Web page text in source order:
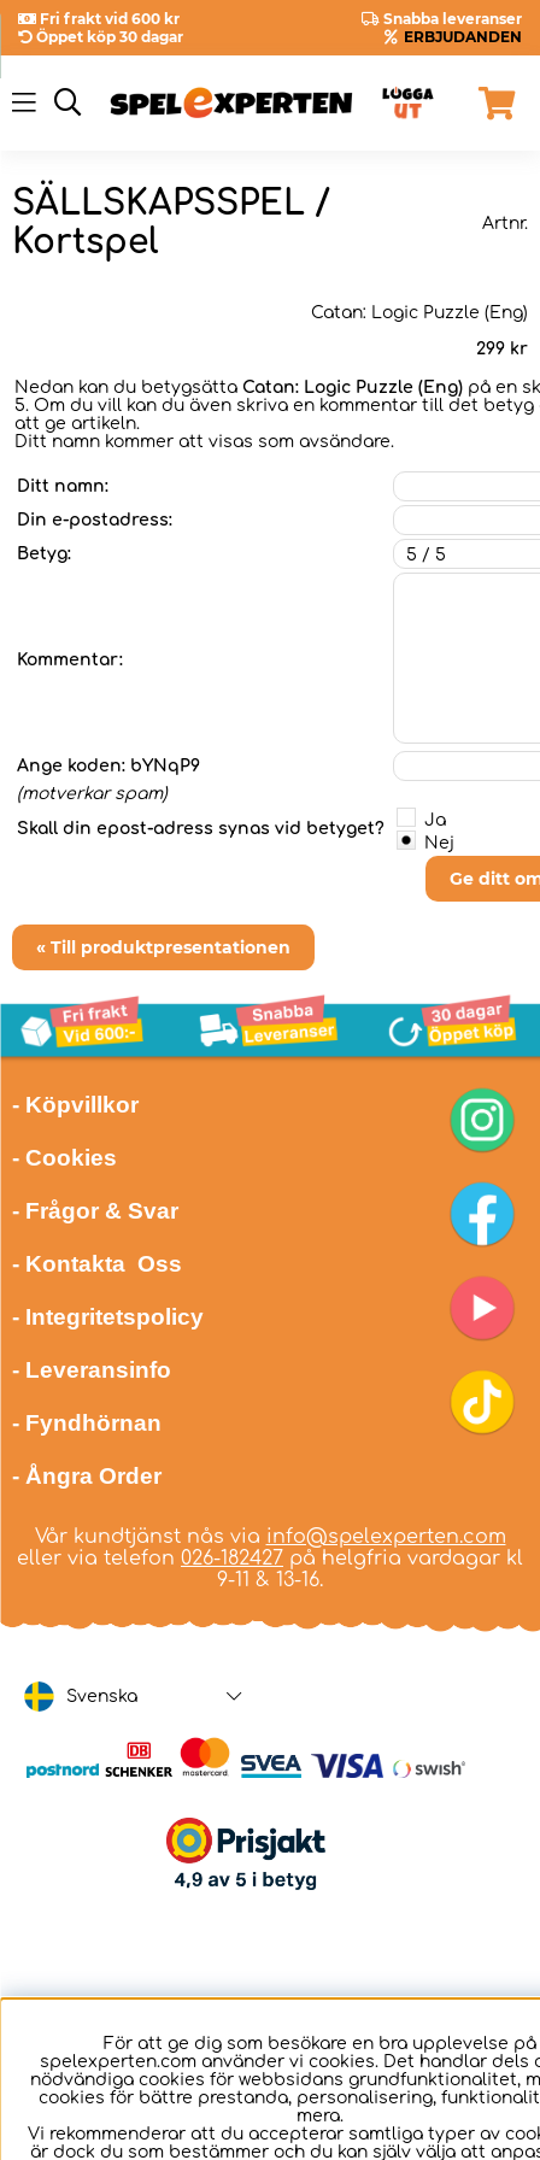
Fri frakt vid 600 kr
Snabba leveranser
Öppet köp 30 dagar
ERBJUDANDEN
SÄLLSKAPSSPEL /
Kortspel
Artnr.
Catan: Logic Puzzle (Eng)
299 kr
Nedan kan du betygsätta Catan: Logic Puzzle (Eng) på en
5. Om du vill kan du även skriva en kommentar till det
att ge artikeln.
Ditt namn kommer att visas som avsändare.
Ditt namn:
Din e-postadress:
Betyg:
Kommentar:
Ange koden: bYNqP9
(motverkar spam)
Skall din epost-adress synas vid betyget?
Ja
Nej
Ge ditt
« Till produktpresentationen
- Köpvillkor
- Cookies
- Frågor & Svar
- Kontakta Oss
- Integritetspolicy
- Leveransinfo
- Fyndhörnan
- Ångra Order
Vår kundtjänst nås via info@spelexperten.com
eller via telefon 026-182427 på helgfria vardagar kl
9-11 & 13-16.
Svenska
För att ge dig som besökare en bra upplevelse på
spelexperten.com använder vi cookies. Det handlar dels
nödvändiga cookies för webbsidans grundfunktionalitet,
cookies för bättre prestanda, personalisering,
mera.
Vi rekommenderar att du accepterar samtliga typer av
är dock du som bestämmer och du kan själv välja att